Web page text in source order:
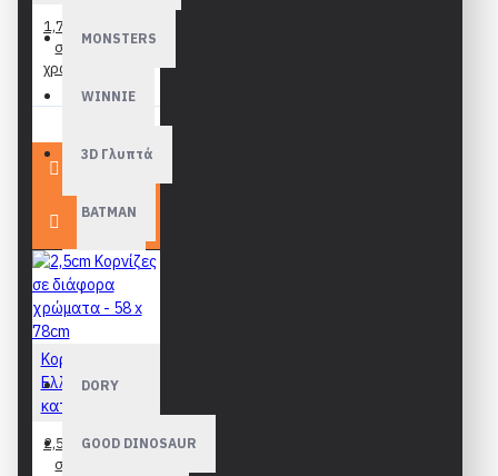
MONSTERS
WINNIE
3D Γλυπτά
BATMAN
BEN 10
DORY
GOOD DINOSAUR
1,7cm Κορνίζες
σε διάφορα
χρώματα - 58 x
78cm
Κορνίζες
Ελληνικής
κατασκευής
2,5cm Κορνίζες
σε διάφορα